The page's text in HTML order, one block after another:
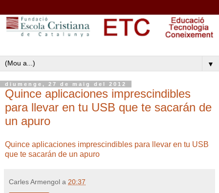
▼
diumenge, 27 de maig del 2012
Quince aplicaciones imprescindibles
para llevar en tu USB que te sacarán de
un apuro
Quince aplicaciones imprescindibles para llevar en tu USB
que te sacarán de un apuro
Carles Armengol a 20:37